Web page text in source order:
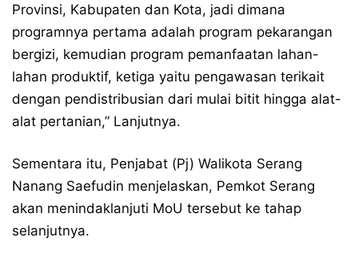
Provinsi, Kabupaten dan Kota, jadi dimana
programnya pertama adalah program pekarangan
bergizi, kemudian program pemanfaatan lahan-
lahan produktif, ketiga yaitu pengawasan terikait
dengan pendistribusian dari mulai bitit hingga alat-
alat pertanian,” Lanjutnya.
Sementara itu, Penjabat (Pj) Walikota Serang
Nanang Saefudin menjelaskan, Pemkot Serang
akan menindaklanjuti MoU tersebut ke tahap
selanjutnya.